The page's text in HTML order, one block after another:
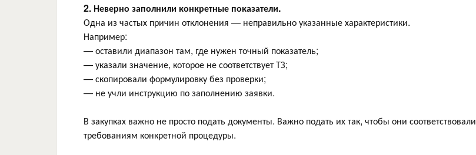
2. Неверно заполнили конкретные показатели.
Одна из частых причин отклонения — неправильно указанные характеристики.
Например:
— оставили диапазон там, где нужен точный показатель;
— указали значение, которое не соответствует ТЗ;
— скопировали формулировку без проверки;
— не учли инструкцию по заполнению заявки.
В закупках важно не просто подать документы. Важно подать их так, чтобы они соответствовали
требованиям конкретной процедуры.